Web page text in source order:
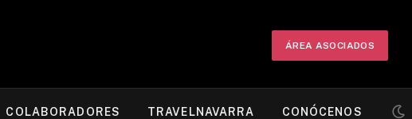
ÁREA ASOCIADOS
COLABORADORES TRAVELNAVARRA CONÓCENOS